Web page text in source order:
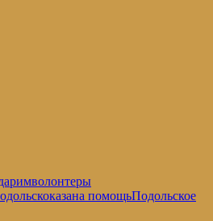
волонтеры
оказана помощьПодольское